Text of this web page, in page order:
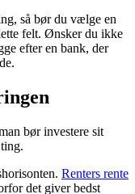
så bør du vælge en
felt. Ønsker du ikke
efter en bank, der
bør investere sit
Renters rente
det giver bedst